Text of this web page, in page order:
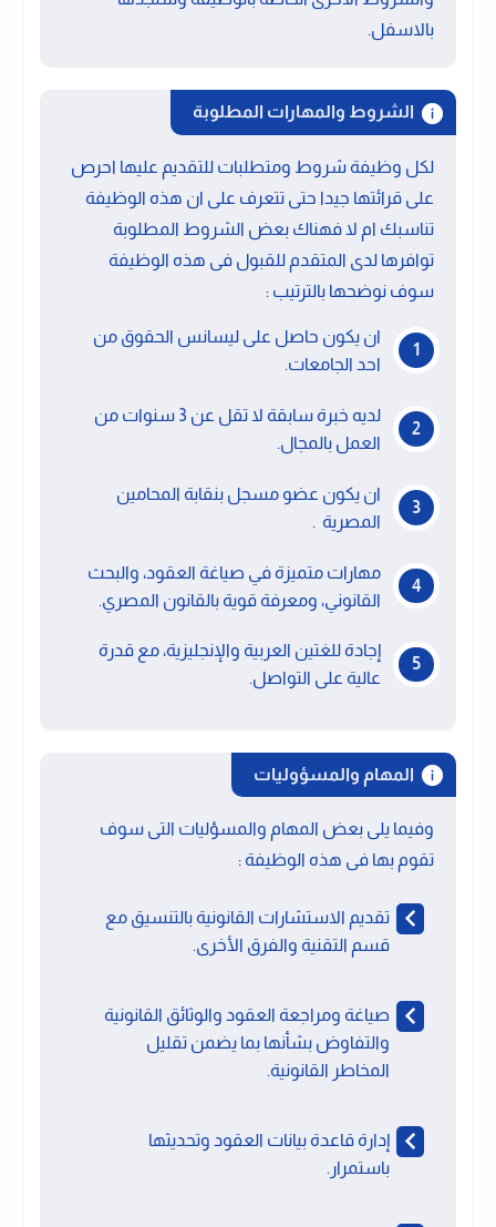
بالاسفل.
الشروط والمهارات المطلوبة
لكل وظيفة شروط ومتطلبات للتقديم عليها احرص
على قرائتها جيدا حتى تتعرف على ان هذه الوظيفة
تناسبك ام لا فهناك بعض الشروط المطلوبة
توافرها لدى المتقدم للقبول فى هذه الوظيفة
سوف نوضحها بالترتيب :
ان يكون حاصل على ليسانس الحقوق من
احد الجامعات.
لديه خبرة سابقة لا تقل عن 3 سنوات من
العمل بالمجال.
ان يكون عضو مسجل بنقابة المحامين
المصرية .
مهارات متميزة في صياغة العقود، والبحث
القانوني، ومعرفة قوية بالقانون المصري.
إجادة للغتين العربية والإنجليزية، مع قدرة
عالية على التواصل.
المهام والمسؤوليات
وفيما يلى بعض المهام والمسؤليات التى سوف
تقوم بها فى هذه الوظيفة :
تقديم الاستشارات القانونية بالتنسيق مع
قسم التقنية والفرق الأخرى.
صياغة ومراجعة العقود والوثائق القانونية
والتفاوض بشأنها بما يضمن تقليل
المخاطر القانونية.
إدارة قاعدة بيانات العقود وتحديثها
باستمرار.